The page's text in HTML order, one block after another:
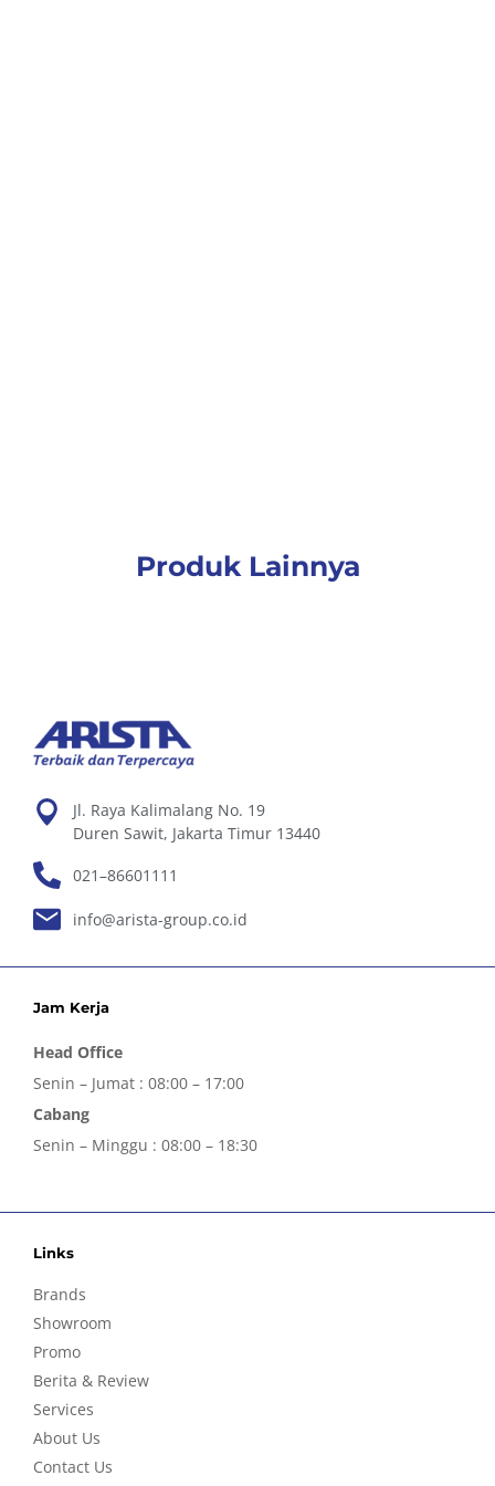
Produk Lainnya
Jl. Raya Kalimalang No. 19
Duren Sawit, Jakarta Timur 13440
021–86601111
info@arista-group.co.id
Jam Kerja
Head Office
Senin – Jumat : 08:00 – 17:00
Cabang
Senin – Minggu : 08:00 – 18:30
Links
Brands
Showroom
Promo
Berita & Review
Services
About Us
Contact Us